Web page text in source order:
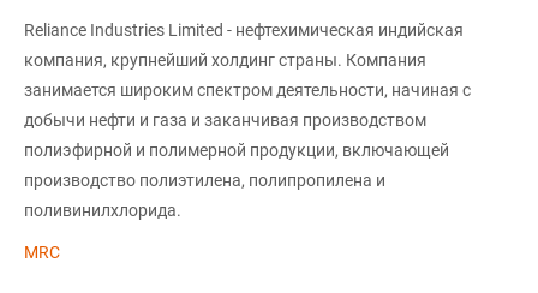
Reliance Industries Limited - нефтехимическая индийская
компания, крупнейший холдинг страны. Компания
занимается широким спектром деятельности, начиная с
добычи нефти и газа и заканчивая производством
полиэфирной и полимерной продукции, включающей
производство полиэтилена, полипропилена и
поливинилхлорида.
MRC